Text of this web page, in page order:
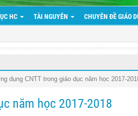
HC TÀI NGUYÊN CHUYÊN ĐỀ GIÁO
dụng CNTT trong giáo dục năm học 2017-
năm học 2017-2018